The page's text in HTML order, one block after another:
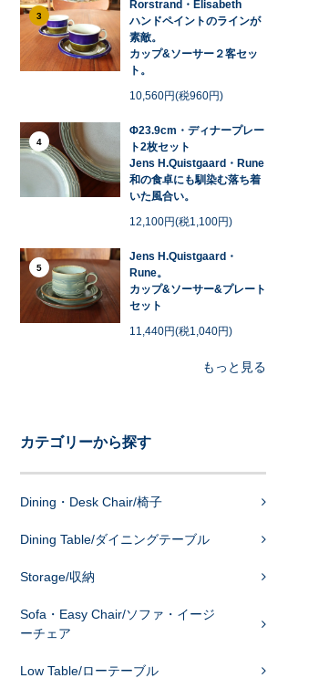
3
Rorstrand・Elisabeth
ハンドペイントのラインが
素敵。
カップ&ソーサー２客セッ
ト。
10,560円(税960円)
4
Φ23.9cm・ディナープレー
ト2枚セット
Jens H.Quistgaard・Rune
和の食卓にも馴染む落ち着
いた風合い。
12,100円(税1,100円)
5
Jens H.Quistgaard・
Rune。
カップ&ソーサー&プレート
セット
11,440円(税1,040円)
もっと見る
カテゴリーから探す
Dining・Desk Chair/椅子
Dining Table/ダイニングテーブル
Storage/収納
Sofa・Easy Chair/ソファ・イージ
ーチェア
Low Table/ローテーブル